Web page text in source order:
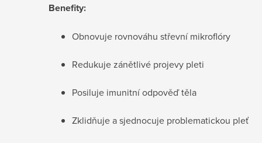
Benefity:
Obnovuje rovnováhu střevní mikroflóry
Redukuje zánětlivé projevy pleti
Posiluje imunitní odpověď těla
Zklidňuje a sjednocuje problematickou pleť